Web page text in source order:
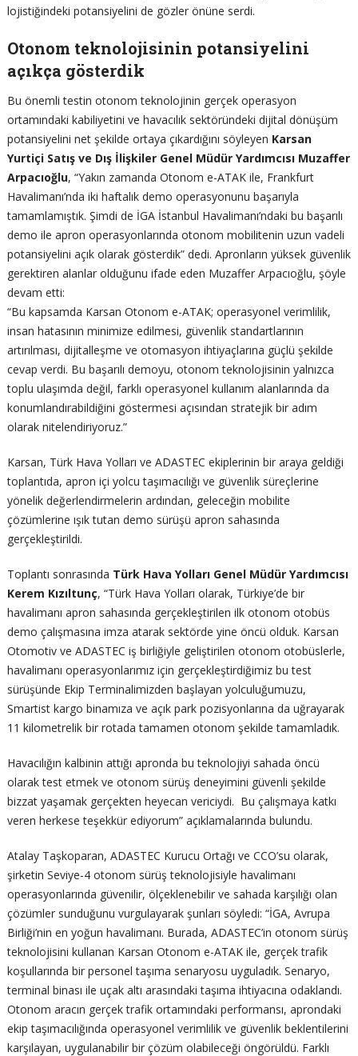
lojistiğindeki potansiyelini de gözler önüne serdi.
Otonom teknolojisinin potansiyelini
açıkça gösterdik
Bu önemli testin otonom teknolojinin gerçek operasyon
ortamındaki kabiliyetini ve havacılık sektöründeki dijital dönüşüm
potansiyelini net şekilde ortaya çıkardığını söyleyen Karsan
Yurtiçi Satış ve Dış İlişkiler Genel Müdür Yardımcısı Muzaffer
Arpacıoğlu, “Yakın zamanda Otonom e-ATAK ile, Frankfurt
Havalimanı’nda iki haftalık demo operasyonunu başarıyla
tamamlamıştık. Şimdi de İGA İstanbul Havalimanı’ndaki bu başarılı
demo ile apron operasyonlarında otonom mobilitenin uzun vadeli
potansiyelini açık olarak gösterdik” dedi. Apronların yüksek güvenlik
gerektiren alanlar olduğunu ifade eden Muzaffer Arpacıoğlu, şöyle
devam etti:
“Bu kapsamda Karsan Otonom e-ATAK; operasyonel verimlilik,
insan hatasının minimize edilmesi, güvenlik standartlarının
artırılması, dijitalleşme ve otomasyon ihtiyaçlarına güçlü şekilde
cevap verdi. Bu başarılı demoyu, otonom teknolojisinin yalnızca
toplu ulaşımda değil, farklı operasyonel kullanım alanlarında da
konumlandırabildiğini göstermesi açısından stratejik bir adım
olarak nitelendiriyoruz.”
Karsan, Türk Hava Yolları ve ADASTEC ekiplerinin bir araya geldiği
toplantıda, apron içi yolcu taşımacılığı ve güvenlik süreçlerine
yönelik değerlendirmelerin ardından, geleceğin mobilite
çözümlerine ışık tutan demo sürüşü apron sahasında
gerçekleştirildi.
Toplantı sonrasında Türk Hava Yolları Genel Müdür Yardımcısı
Kerem Kızıltunç, “Türk Hava Yolları olarak, Türkiye’de bir
havalimanı apron sahasında gerçekleştirilen ilk otonom otobüs
demo çalışmasına imza atarak sektörde yine öncü olduk. Karsan
Otomotiv ve ADASTEC iş birliğiyle geliştirilen otonom otobüslerle,
havalimanı operasyonlarımız için gerçekleştirdiğimiz bu test
sürüşünde Ekip Terminalimizden başlayan yolculuğumuzu,
Smartist kargo binamıza ve açık park pozisyonlarına da uğrayarak
11 kilometrelik bir rotada tamamen otonom şekilde tamamladık.
Havacılığın kalbinin attığı apronda bu teknolojiyi sahada öncü
olarak test etmek ve otonom sürüş deneyimini güvenli şekilde
bizzat yaşamak gerçekten heyecan vericiydi. Bu çalışmaya katkı
veren herkese teşekkür ediyorum” açıklamalarında bulundu.
Atalay Taşkoparan, ADASTEC Kurucu Ortağı ve CCO’su olarak,
şirketin Seviye-4 otonom sürüş teknolojisiyle havalimanı
operasyonlarında güvenilir, ölçeklenebilir ve sahada karşılığı olan
çözümler sunduğunu vurgulayarak şunları söyledi: “İGA, Avrupa
Birliği’nin en yoğun havalimanı. Burada, ADASTEC’in otonom sürüş
teknolojisini kullanan Karsan Otonom e-ATAK ile, gerçek trafik
koşullarında bir personel taşıma senaryosu uyguladık. Senaryo,
terminal binası ile uçak altı arasındaki taşıma ihtiyacına odaklandı.
Otonom aracın gerçek trafik ortamındaki performansı, aprondaki
ekip taşımacılığında operasyonel verimlilik ve güvenlik beklentilerini
karşılayan, uygulanabilir bir çözüm olabileceği öngörüldü. Farklı